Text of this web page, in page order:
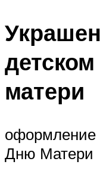
матери
оформление
Дню Матери